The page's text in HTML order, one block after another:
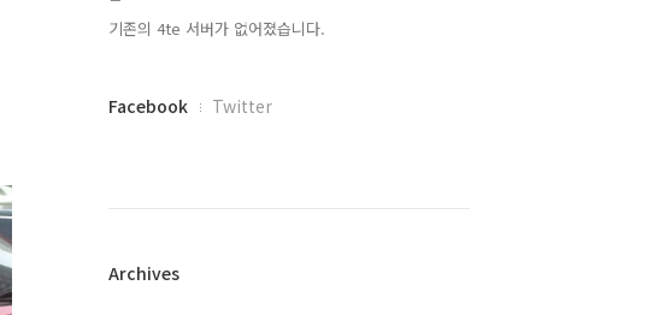
기존의 4te 서버가 없어졌습니다.
페
플
Facebook Twitter
Archives